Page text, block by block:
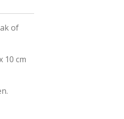
of
10 cm